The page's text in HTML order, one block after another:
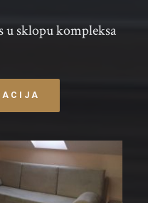
u sklopu kompleksa